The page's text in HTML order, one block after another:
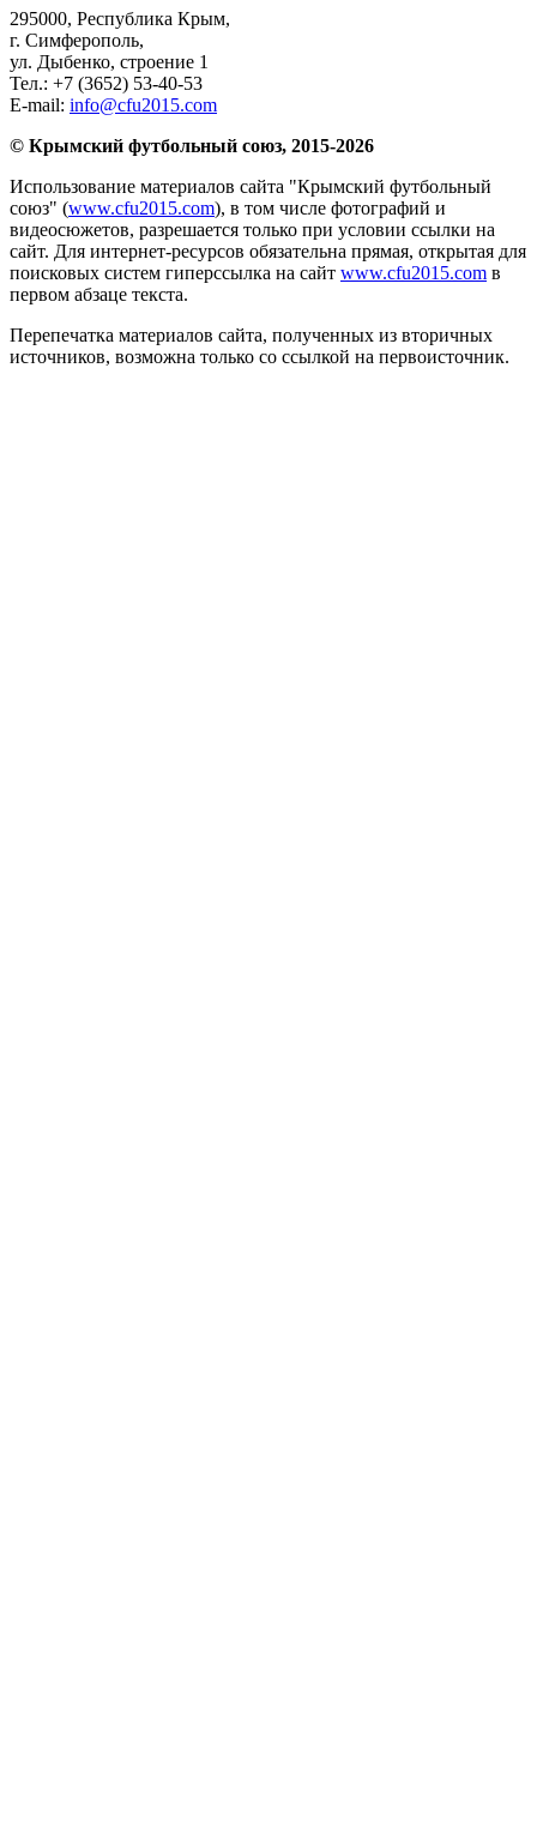
295000, Республика Крым,
г. Симферополь,
ул. Дыбенко, строение 1
Тел.: +7 (3652) 53-40-53
E-mail: info@cfu2015.com
© Крымский футбольный союз, 2015-2026
Использование материалов сайта "Крымский футбольный
союз" (www.cfu2015.com), в том числе фотографий и
видеосюжетов, разрешается только при условии ссылки на
сайт. Для интернет-ресурсов обязательна прямая, открытая для
поисковых систем гиперссылка на сайт www.cfu2015.com в
первом абзаце текста.
Перепечатка материалов сайта, полученных из вторичных
источников, возможна только со ссылкой на первоисточник.